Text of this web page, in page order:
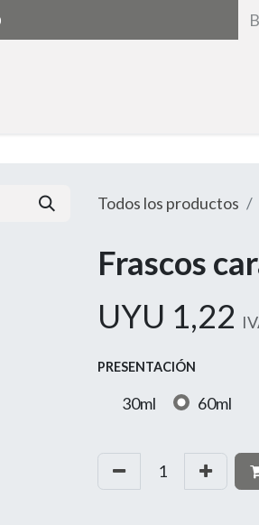
Todos los productos
Frascos
UYU 1,22
PRESENTACIÓN
30ml 60ml